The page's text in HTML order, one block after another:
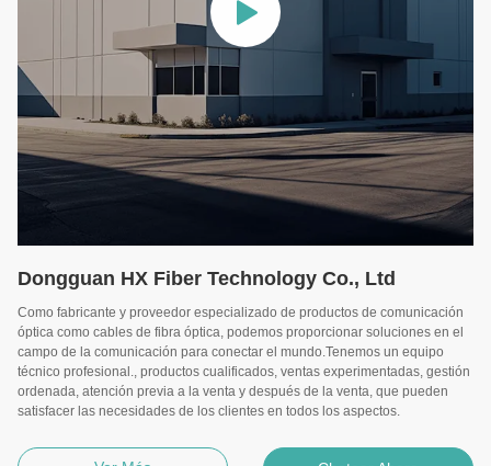
Dongguan HX Fiber Technology Co., Ltd
Como fabricante y proveedor especializado de productos de comunicación
óptica como cables de fibra óptica, podemos proporcionar soluciones en el
campo de la comunicación para conectar el mundo.Tenemos un equipo
técnico profesional., productos cualificados, ventas experimentadas, gestión
ordenada, atención previa a la venta y después de la venta, que pueden
satisfacer las necesidades de los clientes en todos los aspectos.